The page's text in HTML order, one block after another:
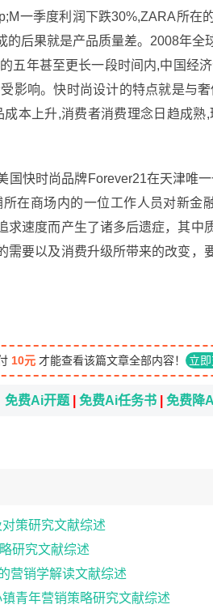
一季度利润下跌30%,ZARA所在
的后果就是产品质量差。2008年全
五年甚至更长一段时间内,中国经
影响。快时尚设计的特点就是与
本上升,消费者消费理念日趋成
国快时尚品牌Forever21在天津唯
在商场内的一位工作人员对新金
求速度而产生了诸多后遗症，其
需要以及消费升级所带来的改变
10元 才能查看该篇文章全部内容！ 立
免费Ai开题 免费Ai任务书 免费降
策研究文献综述
研究文献综述
营销学解读文献综述
青年营销策略研究文献综述